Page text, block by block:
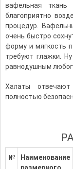
вафельная
благоприятно
процедур.
очень быстро
форму и мягкость
требуют глажки.
равнодушным
Халаты
полностью
№
Наименование
размерного